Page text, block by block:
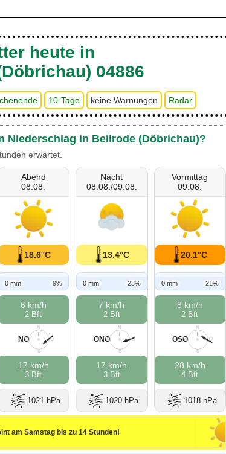
heute in
04886
10-Tage keine Warnungen Radar
Niederschlag in Beilrode (Döbrichau)?
erwartet.
Abend
08.08.
18.6°C
0 mm 9%
6 km/h
2 Bft
N
O
S
W
NO
17 km/h
3 Bft
1021 hPa
Nacht
08.08./09.08.
13.4°C
0 mm 23%
7 km/h
2 Bft
N
O
S
W
ONO
17 km/h
3 Bft
1020 hPa
Vormittag
09.08.
20.1°C
0 mm 21%
8 km/h
2 Bft
N
O
S
W
OSO
28 km/h
4 Bft
1018 hPa
am Samstag bis zu 14 Stunden!